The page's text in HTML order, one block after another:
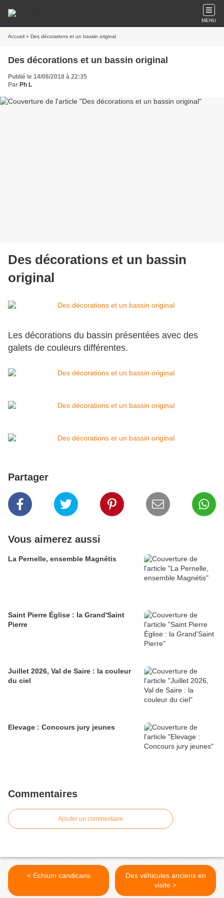
MENU
Accueil » Des décorations et un bassin original
Des décorations et un bassin original
Publié le 14/06/2018 à 22:35
Par Ph L
Des décorations et un bassin
original
Les décorations du bassin présentées avec des
galets de couleurs différentes.
Partager
Vous aimerez aussi
La Pernelle, ensemble Magnétis
Saint Pierre Église : la Grand'Saint
Pierre
Juillet 2026, Val de Saire : la couleur
du ciel
Elevage : Concours jury jeunes
Commentaires
Ajouter un commentaire
< Echium candicans
Des véhicules anciens en
visite >